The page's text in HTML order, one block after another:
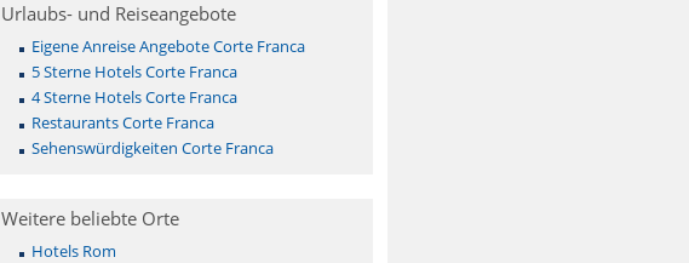
Urlaubs- und Reiseangebote
Eigene Anreise Angebote Corte Franca
5 Sterne Hotels Corte Franca
4 Sterne Hotels Corte Franca
Restaurants Corte Franca
Sehenswürdigkeiten Corte Franca
Weitere beliebte Orte
Hotels Rom